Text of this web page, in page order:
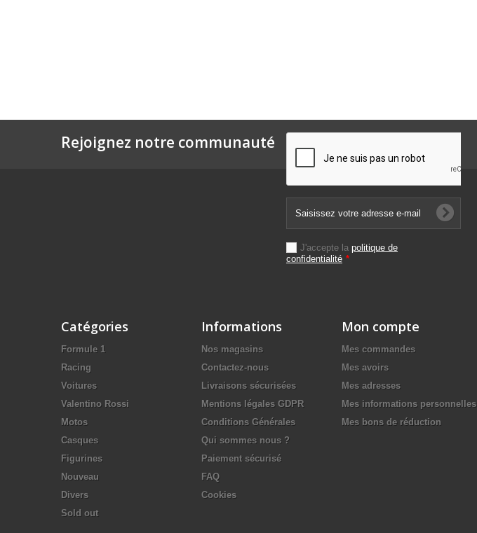
Rejoignez notre communauté
J'accepte la politique de
confidentialité *
Catégories
Formule 1
Racing
Voitures
Valentino Rossi
Motos
Casques
Figurines
Nouveau
Divers
Sold out
Informations
Nos magasins
Contactez-nous
Livraisons sécurisées
Mentions légales GDPR
Conditions Générales
Qui sommes nous ?
Paiement sécurisé
FAQ
Cookies
Mon compte
Mes commandes
Mes avoirs
Mes adresses
Mes informations personnelles
Mes bons de réduction